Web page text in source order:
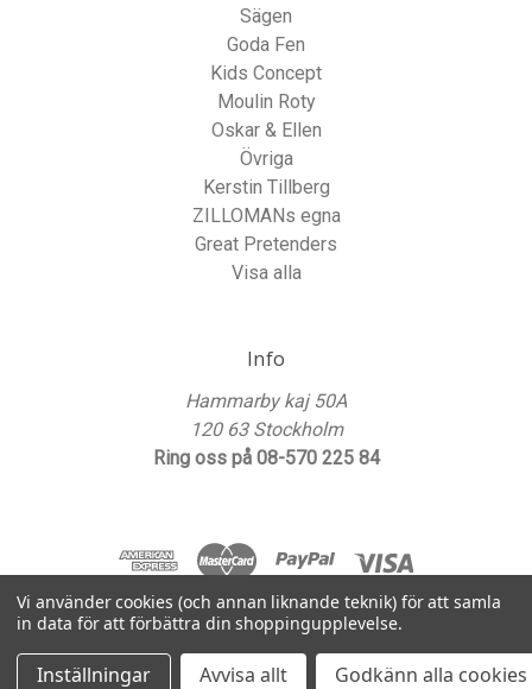
Sägen
Goda Fen
Kids Concept
Moulin Roty
Oskar & Ellen
Övriga
Kerstin Tillberg
ZILLOMANs egna
Great Pretenders
Visa alla
Info
Hammarby kaj 50A
120 63 Stockholm
Ring oss på 08-570 225 84
Vi använder cookies (och annan liknande teknik) för att samla
in data för att förbättra din shoppingupplevelse.
Inställningar Avvisa allt Godkänn alla cookies